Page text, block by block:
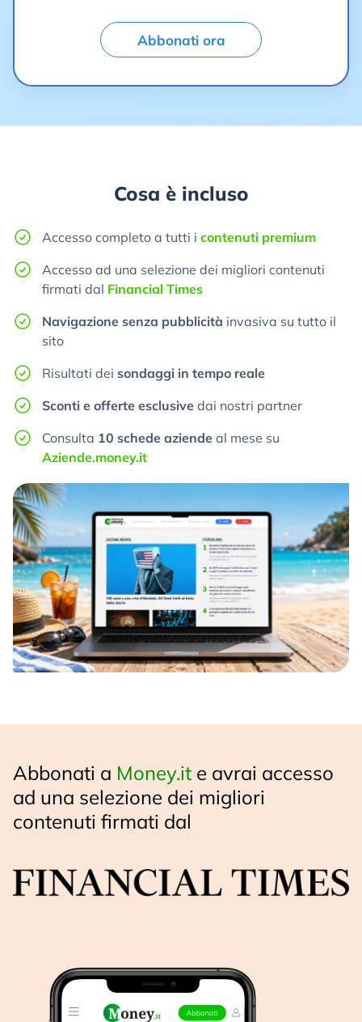
Abbonati ora
Cosa è incluso
Accesso completo a tutti i contenuti premium
Accesso ad una selezione dei migliori contenuti
firmati dal Financial Times
Navigazione senza pubblicità invasiva su tutto il
sito
Risultati dei sondaggi in tempo reale
Sconti e offerte esclusive dai nostri partner
Consulta 10 schede aziende al mese su
Aziende.money.it
Abbonati a Money.it e avrai accesso
ad una selezione dei migliori
contenuti firmati dal